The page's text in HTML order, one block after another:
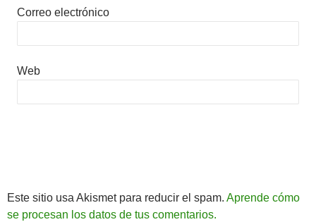
Correo electrónico
Web
Este sitio usa Akismet para reducir el spam. Aprende cómo
se procesan los datos de tus comentarios.